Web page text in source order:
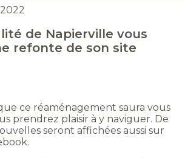
de Napierville vous
refonte de son site
ce réaménagement saura vous
prendrez plaisir à y naviguer. De
seront affichées aussi sur